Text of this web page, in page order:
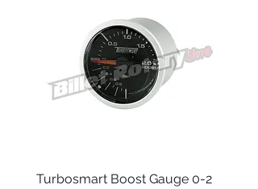
Turbosmart Boost Gauge 0-2